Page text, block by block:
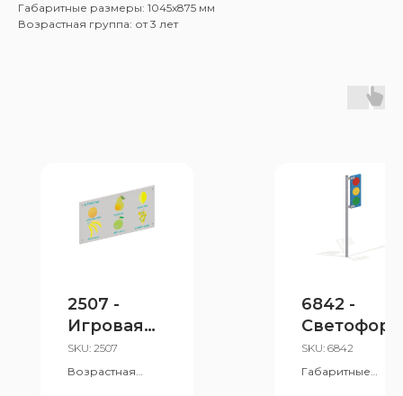
Габаритные размеры: 1045x875 мм
Возрастная группа: от 3 лет
2507 -
Игровая
панель
«Фрукты»
SKU: 2507
Возрастная
6842 -
Светофор
SKU: 6842
Габаритные